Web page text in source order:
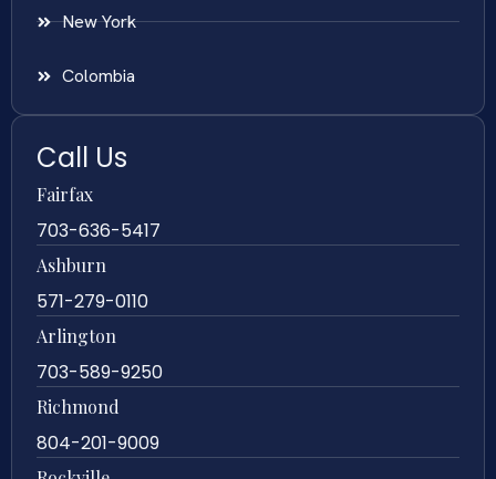
New York
Colombia
Call Us
Fairfax
703-636-5417
Ashburn
571-279-0110
Arlington
703-589-9250
Richmond
804-201-9009